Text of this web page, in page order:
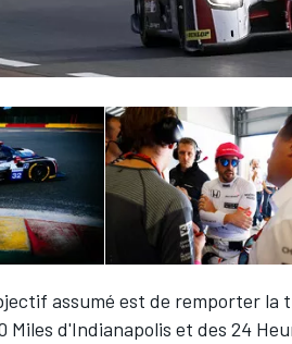
assumé est de remporter la
Miles d'Indianapolis et des 24